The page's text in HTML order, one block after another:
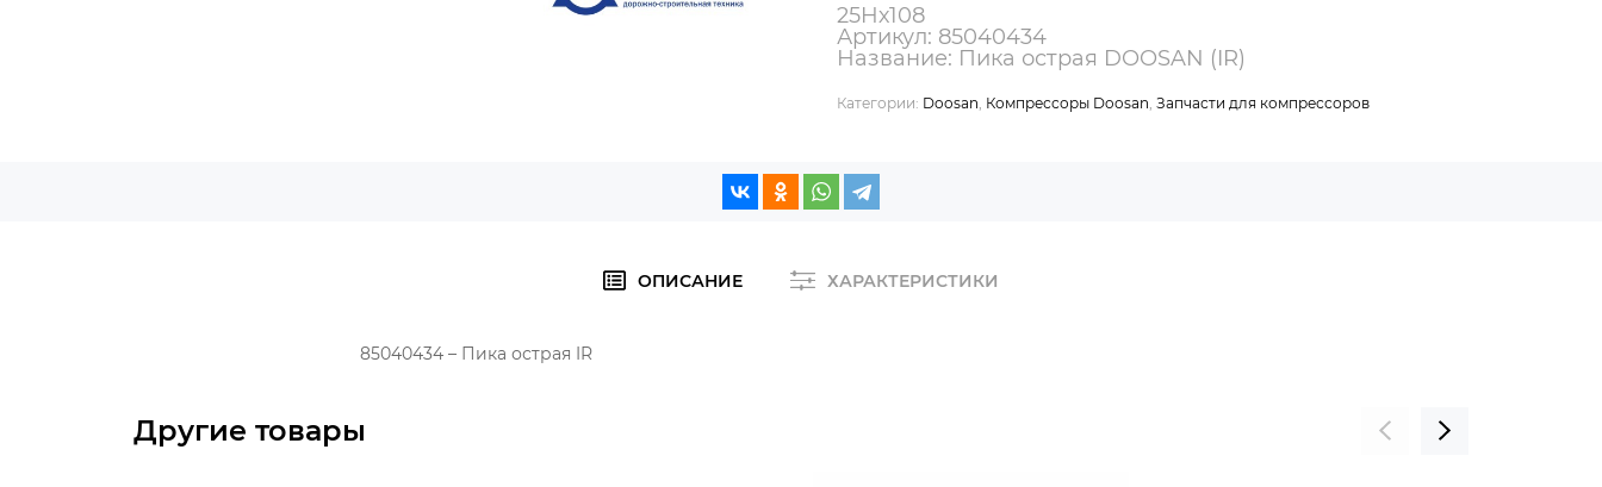
25Hх108
Артикул: 85040434
Название: Пика острая DOOSAN (IR)
Категории: Doosan Компрессоры Doosan Запчасти для компрессоров
ОПИСАНИЕ ХАРАКТЕРИСТИКИ
85040434 – Пика острая IR
Другие товары